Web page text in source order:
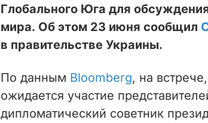
Глобального Юга для
мира. Об этом 23 июня сообщил
в правительстве Украины.
По данным Bloomberg, на
ожидается участие
дипломатический советник